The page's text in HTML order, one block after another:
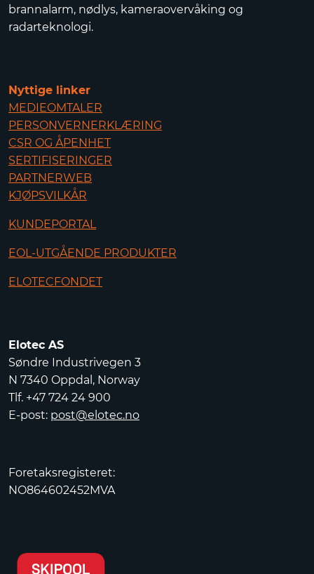
brannalarm, nødlys, kameraovervåking og
radarteknologi.
Nyttige linker
MEDIEOMTALER
PERSONVERNERKLÆRING
CSR OG ÅPENHET
SERTIFISERINGER
PARTNERWEB
KJØPSVILKÅR
KUNDEPORTAL
EOL-UTGÅENDE PRODUKTER
ELOTECFONDET
Elotec AS
Søndre Industrivegen 3
N 7340 Oppdal, Norway
Tlf. +47 724 24 900
E-post: post@elotec.no
Foretaksregisteret:
NO864602452MVA